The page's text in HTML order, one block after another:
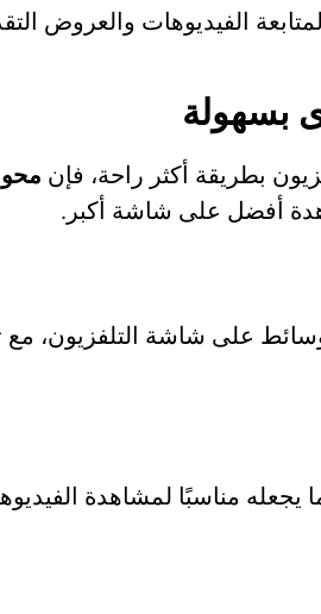
الفيديوهات والعروض
بسهولة
بطريقة أكثر راحة، فإن
أفضل على شاشة أكبر.
على شاشة التلفزيون،
يجعله مناسبًا لمشاهدة